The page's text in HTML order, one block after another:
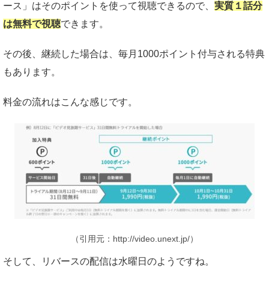
ース」はそのポイントを使って視聴できるので、 実質１話分
は無料で視聴できます。
その後、継続した場合は、毎月1000ポイント付与される特典
もあります。
料金の流れはこんな感じです。
（引用元：http://video.unext.jp/）
そして、リバースの配信は水曜日のようですね。